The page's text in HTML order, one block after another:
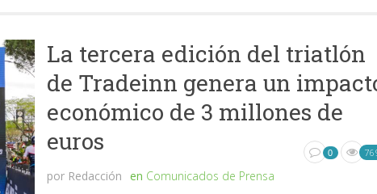
La tercera edición del triatlón
de Tradeinn genera un
económico de 3 millones de
euros
por Redacción en Comunicados de Prensa
0